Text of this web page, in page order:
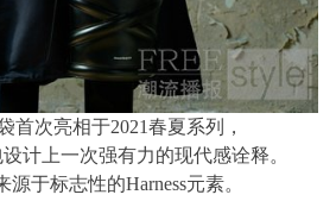
首次亮相于2021春夏系列，
计上一次强有力的现代感诠释。
于标志性的Harness元素。